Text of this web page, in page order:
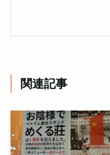
関連記事